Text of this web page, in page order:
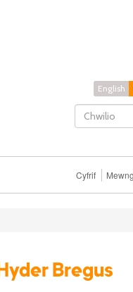
English
Cyfrif
Bregus